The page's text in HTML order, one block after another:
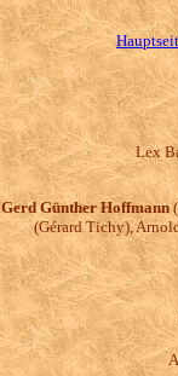
Lex
Gerd Günther Hoffmann
(Gérard Tichy),